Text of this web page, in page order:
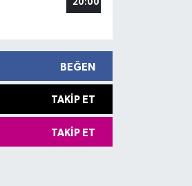
20:00
BEĞEN
TAKIP ET
TAKIP ET